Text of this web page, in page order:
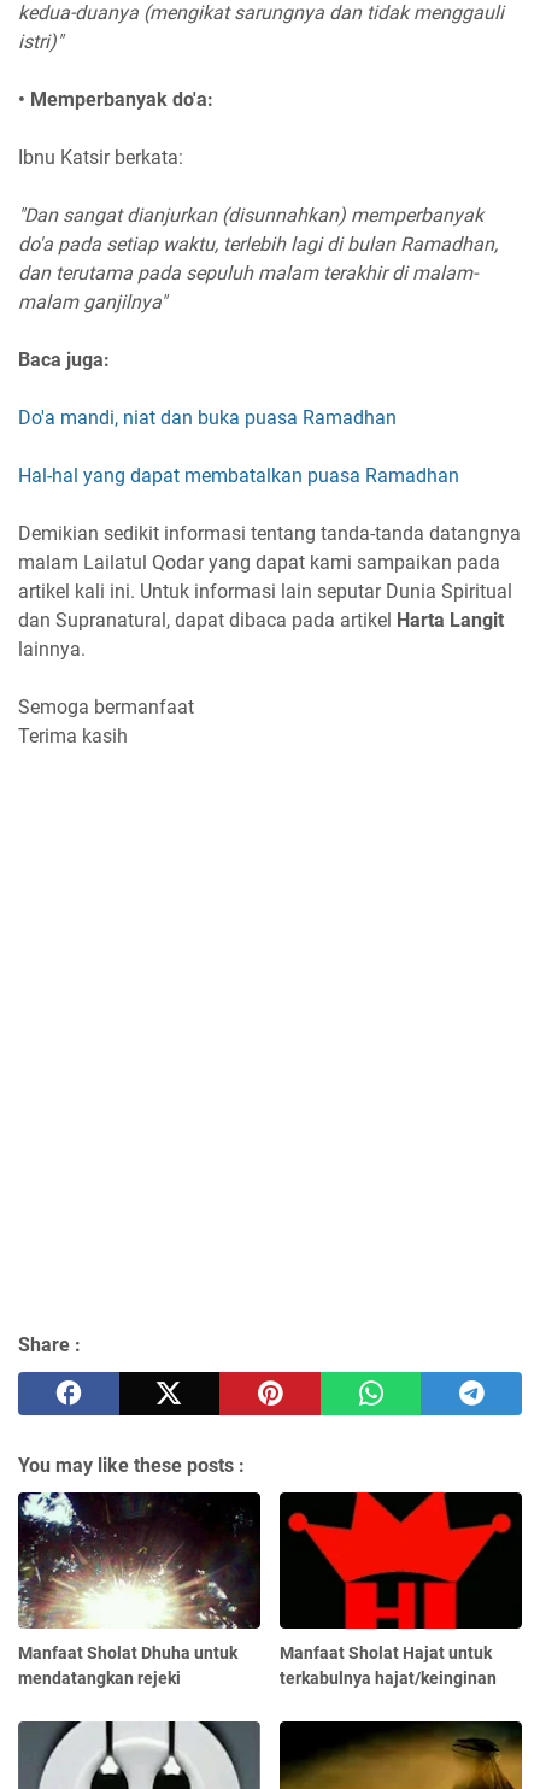
kedua-duanya (mengikat sarungnya dan tidak menggauli
istri)"
• Memperbanyak do'a:
Ibnu Katsir berkata:
"Dan sangat dianjurkan (disunnahkan) memperbanyak
do'a pada setiap waktu, terlebih lagi di bulan Ramadhan,
dan terutama pada sepuluh malam terakhir di malam-
malam ganjilnya"
Baca juga:
Do'a mandi, niat dan buka puasa Ramadhan
Hal-hal yang dapat membatalkan puasa Ramadhan
Demikian sedikit informasi tentang tanda-tanda datangnya
malam Lailatul Qodar yang dapat kami sampaikan pada
artikel kali ini. Untuk informasi lain seputar Dunia Spiritual
dan Supranatural, dapat dibaca pada artikel Harta Langit
lainnya.
Semoga bermanfaat
Terima kasih
Share :
You may like these posts :
Manfaat Sholat Dhuha untuk
mendatangkan rejeki
Manfaat Sholat Hajat untuk
terkabulnya hajat/keinginan